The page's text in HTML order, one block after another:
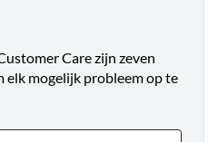
Care zijn zeven
elk mogelijk probleem op te